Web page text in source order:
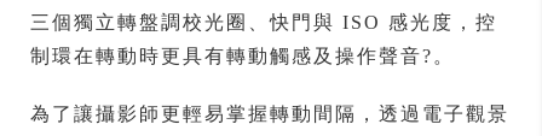
三個獨立轉盤調校光圈、快門與 ISO 感光度，控
制環在轉動時更具有轉動觸感及操作聲音?。
為了讓攝影師更輕易掌握轉動間隔，透過電子觀景